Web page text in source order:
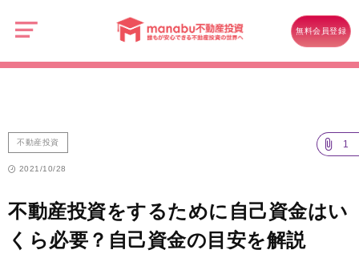
無料会員登録
不動産投資をするために自己資金はいくら必要？自己資金の目安を解説
不動産投資 1
2021/10/28
不動産投資をするために自己資金はい
くら必要？自己資金の目安を解説